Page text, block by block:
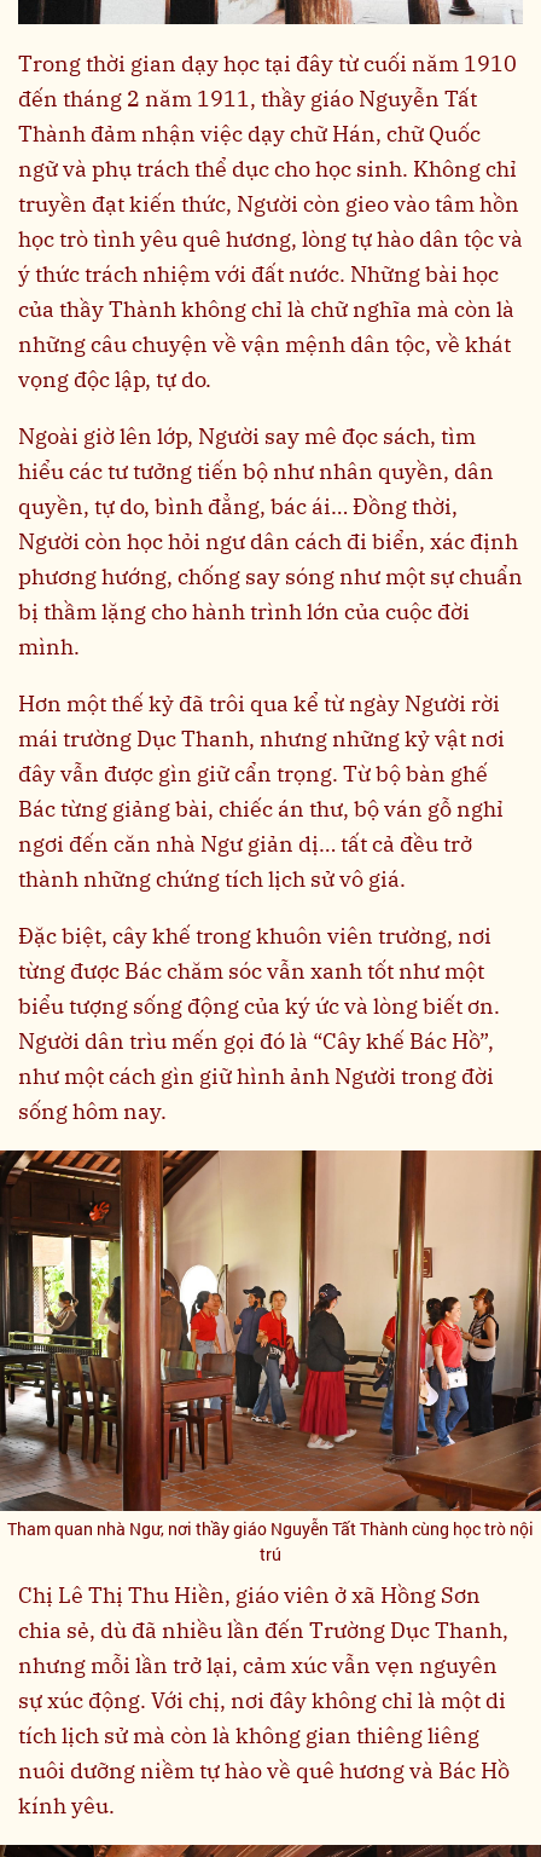
Trong thời gian dạy học tại đây từ cuối năm 1910
đến tháng 2 năm 1911, thầy giáo Nguyễn Tất
Thành đảm nhận việc dạy chữ Hán, chữ Quốc
ngữ và phụ trách thể dục cho học sinh. Không chỉ
truyền đạt kiến thức, Người còn gieo vào tâm hồn
học trò tình yêu quê hương, lòng tự hào dân tộc và
ý thức trách nhiệm với đất nước. Những bài học
của thầy Thành không chỉ là chữ nghĩa mà còn là
những câu chuyện về vận mệnh dân tộc, về khát
vọng độc lập, tự do.
Ngoài giờ lên lớp, Người say mê đọc sách, tìm
hiểu các tư tưởng tiến bộ như nhân quyền, dân
quyền, tự do, bình đẳng, bác ái… Đồng thời,
Người còn học hỏi ngư dân cách đi biển, xác định
phương hướng, chống say sóng như một sự chuẩn
bị thầm lặng cho hành trình lớn của cuộc đời
mình.
Hơn một thế kỷ đã trôi qua kể từ ngày Người rời
mái trường Dục Thanh, nhưng những kỷ vật nơi
đây vẫn được gìn giữ cẩn trọng. Từ bộ bàn ghế
Bác từng giảng bài, chiếc án thư, bộ ván gỗ nghỉ
ngơi đến căn nhà Ngư giản dị… tất cả đều trở
thành những chứng tích lịch sử vô giá.
Đặc biệt, cây khế trong khuôn viên trường, nơi
từng được Bác chăm sóc vẫn xanh tốt như một
biểu tượng sống động của ký ức và lòng biết ơn.
Người dân trìu mến gọi đó là “Cây khế Bác Hồ”,
như một cách gìn giữ hình ảnh Người trong đời
sống hôm nay.
Tham quan nhà Ngư, nơi thầy giáo Nguyễn Tất Thành cùng học trò nội
trú
Chị Lê Thị Thu Hiền, giáo viên ở xã Hồng Sơn
chia sẻ, dù đã nhiều lần đến Trường Dục Thanh,
nhưng mỗi lần trở lại, cảm xúc vẫn vẹn nguyên
sự xúc động. Với chị, nơi đây không chỉ là một di
tích lịch sử mà còn là không gian thiêng liêng
nuôi dưỡng niềm tự hào về quê hương và Bác Hồ
kính yêu.